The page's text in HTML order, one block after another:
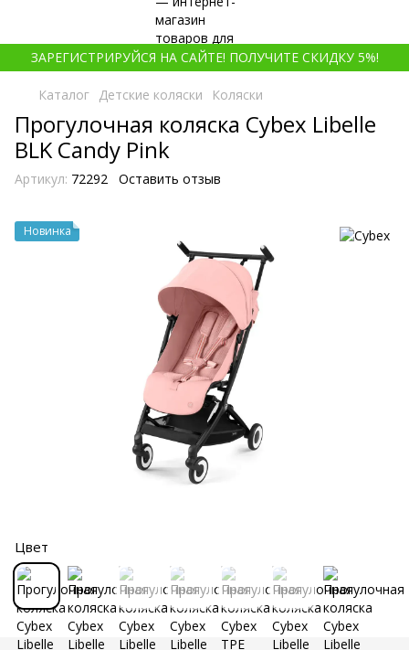
ЗАРЕГИСТРИРУЙСЯ НА САЙТЕ! ПОЛУЧИТЕ СКИДКУ 5%!
Каталог Детские коляски Коляски
Прогулочная коляска Cybex Libelle
BLK Candy Pink
Артикул: 72292 Оставить отзыв
Новинка
Цвет